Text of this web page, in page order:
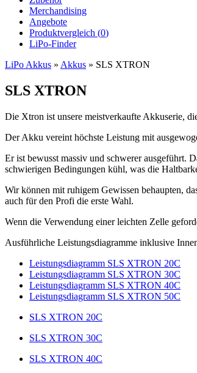
Merchandising
Angebote
Produktvergleich (0)
LiPo-Finder
LiPo Akkus » Akkus » SLS XTRON
SLS XTRON
Die Xtron ist unsere meistverkaufte Akkuserie,
Der Akku vereint höchste Leistung mit
Er ist bewusst massiv und schwerer ausgeführt.
schwierigen Bedingungen kühl, was die
Wir können mit ruhigem Gewissen behaupten,
auch für den Profi die erste Wahl.
Wenn die Verwendung einer leichten Zelle
Ausführliche Leistungsdiagramme inklusive
Leistungsdiagramm SLS XTRON 20C
Leistungsdiagramm SLS XTRON 30C
Leistungsdiagramm SLS XTRON 40C
Leistungsdiagramm SLS XTRON 50C
SLS XTRON 20C
SLS XTRON 30C
SLS XTRON 40C